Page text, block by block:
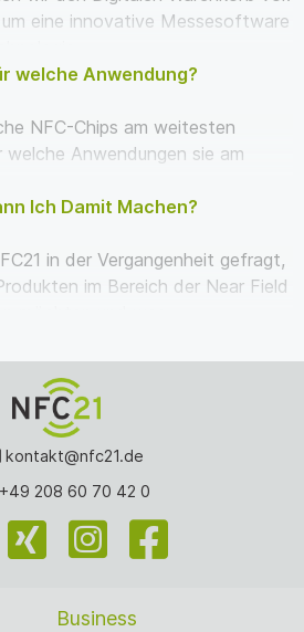
eine innovative Messesoftware
welche Anwendung?
NFC-Chips am weitesten
Anwendungen sie am
Ich Damit Machen?
in der Vergangenheit gefragt,
im Bereich der Near Field
kontakt@nfc21.de
+49 208 60 70 42 0
Business